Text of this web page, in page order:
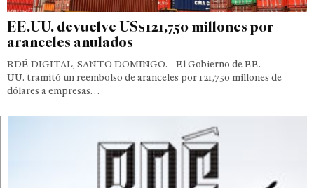
EE.UU. devuelve US$121,750 millones por
aranceles anulados
RDÉ DIGITAL, SANTO DOMINGO.– El Gobierno de EE.
UU. tramitó un reembolso de aranceles por 121,750 millones de
dólares a empresas…